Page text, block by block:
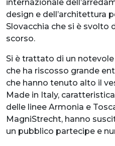
internazionale
design e dell’architettura
Slovacchia che si è svolto
scorso.
Si è trattato di un
che ha riscosso grande
che hanno tenuto alto il
Made in Italy,
delle linee Armonia e
MagniStrecht, hanno
un pubblico partecipe e